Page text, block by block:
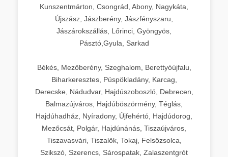
Kunszentmárton, Csongrád, Abony, Nagykáta,
Újszász, Jászberény, Jászfényszaru,
Jászárokszállás, Lőrinci, Gyöngyös,
Pásztó,Gyula, Sarkad
Békés, Mezőberény, Szeghalom, Berettyóújfalu,
Biharkeresztes, Püspökladány, Karcag,
Derecske, Nádudvar, Hajdúszoboszló, Debrecen,
Balmazújváros, Hajdúböszörmény, Téglás,
Hajdúhadház, Nyíradony, Újfehértó, Hajdúdorog,
Mezőcsát, Polgár, Hajdúnánás, Tiszaújváros,
Tiszavasvári, Tiszalök, Tokaj, Felsőzsolca,
Szikszó, Szerencs, Sárospatak, Zalaszentgrót